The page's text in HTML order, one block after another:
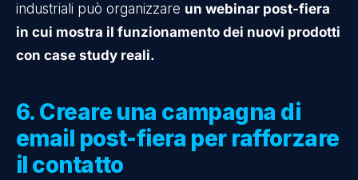
industriali può organizzare un webinar post-fiera
in cui mostra il funzionamento dei nuovi prodotti
con case study reali.
6. Creare una campagna di
email post-fiera per rafforzare
il contatto